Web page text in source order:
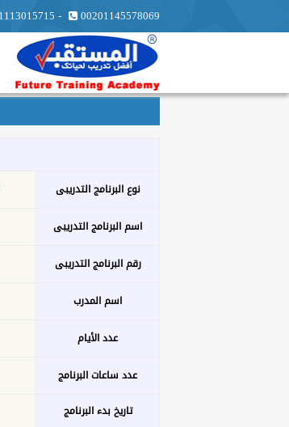
00201145578069
-
نوع البرنامج التدريبى
اسم البرنامج التدريبى
رقم البرنامج التدريبى
اسم المدرب
عدد الأيام
عدد ساعات البرنامج
تاريخ بدء البرنامج